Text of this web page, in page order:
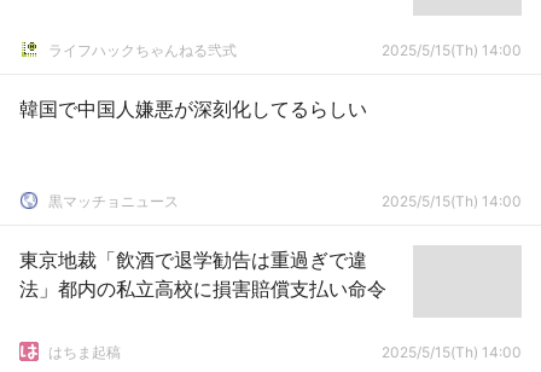
ライフハックちゃんねる弐式 2025/5/15(Th) 14:00
韓国で中国人嫌悪が深刻化してるらしい
黒マッチョニュース 2025/5/15(Th) 14:00
東京地裁「飲酒で退学勧告は重過ぎで違
法」都内の私立高校に損害賠償支払い命令
はちま起稿 2025/5/15(Th) 14:00